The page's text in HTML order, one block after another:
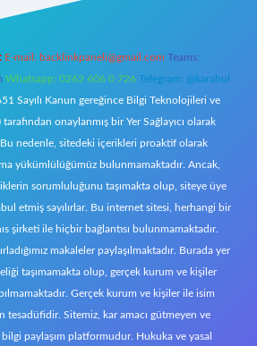
E-mail: backlinkpaneli@gmail.com Teams:
Whatsapp: 0262 606 0 726 Telegram: @karabul
Sayılı Kanun gereğince Bilgi Teknolojileri ve
onaylanmış bir Yer Sağlayıcı olarak
nedenle, sitedeki içerikleri proaktif olarak
yükümlülüğümüz bulunmamaktadır. Ancak,
sorumluluğunu taşımakta olup, siteye üye
etmiş sayılırlar. Bu internet sitesi, herhangi bir
şirketi ile hiçbir bağlantısı bulunmamaktadır.
makaleler paylaşılmaktadır. Burada yer
taşımamakta olup, gerçek kurum ve kişiler
Gerçek kurum ve kişiler ile isim
tesadüfidir. Sitemiz, kar amacı gütmeyen ve
paylaşım platformudur. Hukuka ve yasal